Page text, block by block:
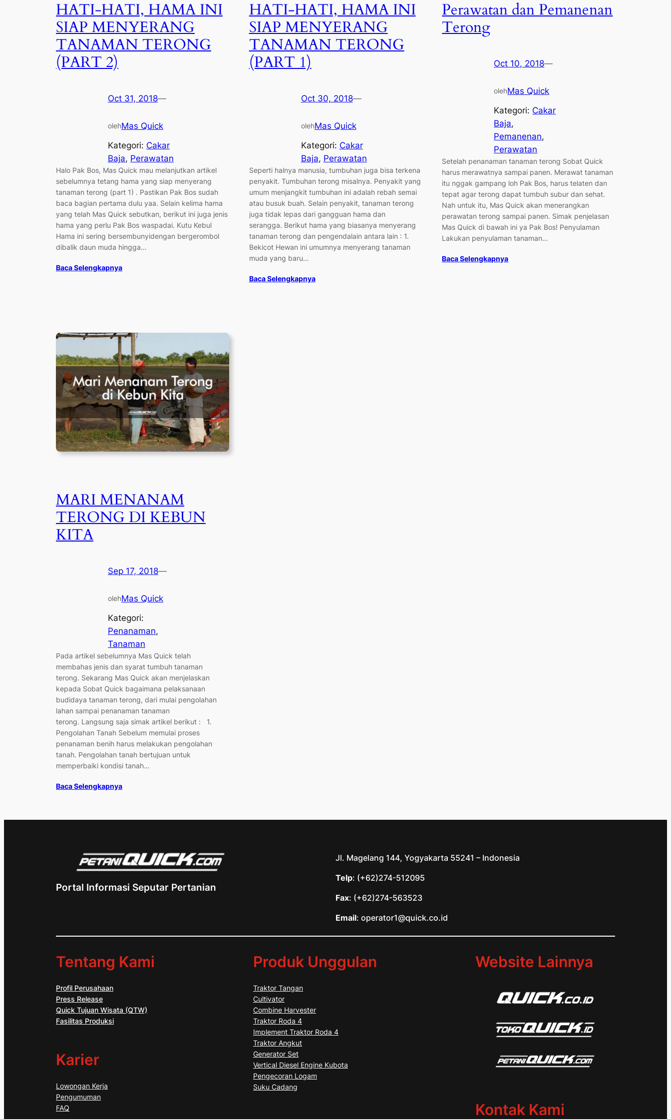
HATI-HATI, HAMA INI
SIAP MENYERANG
TANAMAN TERONG
(PART 2)
Oct 31, 2018—
olehMas Quick
Kategori: Cakar
Baja, Perawatan
Halo Pak Bos, Mas Quick mau melanjutkan artikel
sebelumnya tetang hama yang siap menyerang
tanaman terong (part 1) . Pastikan Pak Bos sudah
baca bagian pertama dulu yaa. Selain kelima hama
yang telah Mas Quick sebutkan, berikut ini juga jenis
hama yang perlu Pak Bos waspadai. Kutu Kebul
Hama ini sering bersembunyidengan bergerombol
dibalik daun muda hingga…
Baca Selengkapnya
HATI-HATI, HAMA INI
SIAP MENYERANG
TANAMAN TERONG
(PART 1)
Oct 30, 2018—
olehMas Quick
Kategori: Cakar
Baja, Perawatan
Seperti halnya manusia, tumbuhan juga bisa terkena
penyakit. Tumbuhan terong misalnya. Penyakit yang
umum menjangkit tumbuhan ini adalah rebah semai
atau busuk buah. Selain penyakit, tanaman terong
juga tidak lepas dari gangguan hama dan
serangga. Berikut hama yang biasanya menyerang
tanaman terong dan pengendalain antara lain : 1.
Bekicot Hewan ini umumnya menyerang tanaman
muda yang baru…
Baca Selengkapnya
Perawatan dan Pemanenan
Terong
Oct 10, 2018—
olehMas Quick
Kategori: Cakar
Baja
Pemanenan
Perawatan
Setelah penanaman tanaman terong Sobat Quick
harus merawatnya sampai panen. Merawat tanaman
itu nggak gampang loh Pak Bos, harus telaten dan
tepat agar terong dapat tumbuh subur dan sehat.
Nah untuk itu, Mas Quick akan menerangkan
perawatan terong sampai panen. Simak penjelasan
Mas Quick di bawah ini ya Pak Bos! Penyulaman
Lakukan penyulaman tanaman…
Baca Selengkapnya
MARI MENANAM
TERONG DI KEBUN
KITA
Sep 17, 2018—
olehMas Quick
Kategori:
Penanaman
Tanaman
Pada artikel sebelumnya Mas Quick telah
membahas jenis dan syarat tumbuh tanaman
terong. Sekarang Mas Quick akan menjelaskan
kepada Sobat Quick bagaimana pelaksanaan
budidaya tanaman terong, dari mulai pengolahan
lahan sampai penanaman tanaman
terong. Langsung saja simak artikel berikut : 1.
Pengolahan Tanah Sebelum memulai proses
penanaman benih harus melakukan pengolahan
tanah. Pengolahan tanah bertujuan untuk
memperbaiki kondisi tanah…
Baca Selengkapnya
Portal Informasi Seputar Pertanian
Jl. Magelang 144, Yogyakarta 55241 – Indonesia
Telp: (+62)274-512095
Fax: (+62)274-563523
Email: operator1@quick.co.id
Tentang Kami
Profil Perusahaan
Press Release
Quick Tujuan Wisata (QTW)
Fasilitas Produksi
Karier
Lowongan Kerja
Pengumuman
FAQ
Produk Unggulan
Traktor Tangan
Cultivator
Combine Harvester
Traktor Roda 4
Implement Traktor Roda 4
Traktor Angkut
Generator Set
Vertical Diesel Engine Kubota
Pengecoran Logam
Suku Cadang
Website Lainnya
Kontak Kami